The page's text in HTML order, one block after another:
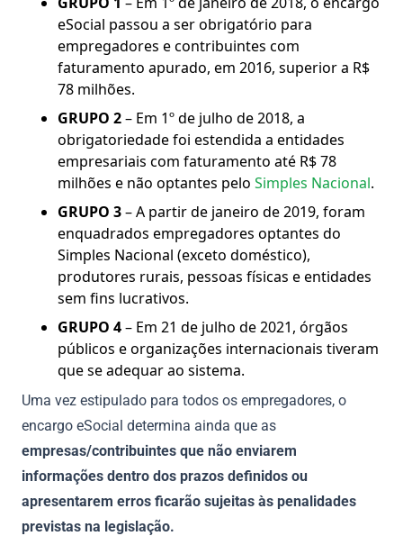
eSocial passou a ser obrigatório para
empregadores e contribuintes com
faturamento apurado, em 2016, superior a R$
78 milhões.
GRUPO 2– Em 1º de julho de 2018, a
obrigatoriedade foi estendida a entidades
empresariais com faturamento até R$ 78
milhões e não optantes pelo Simples Nacional.
GRUPO 3– A partir de janeiro de 2019, foram
enquadrados empregadores optantes do
Simples Nacional (exceto doméstico),
produtores rurais, pessoas físicas e entidades
sem fins lucrativos.
GRUPO 4– Em 21 de julho de 2021, órgãos
públicos e organizações internacionais tiveram
que se adequar ao sistema.
Uma vez estipulado para todos os empregadores, o
encargo eSocial determina ainda que as
empresas/contribuintes que não enviarem
informações dentro dos prazos definidos ou
apresentarem erros ficarão sujeitas às penalidades
previstas na legislação.